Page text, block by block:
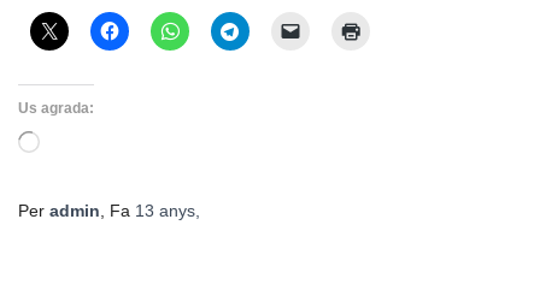
Us agrada:
S'està
Per admin, Fa 13 anys,